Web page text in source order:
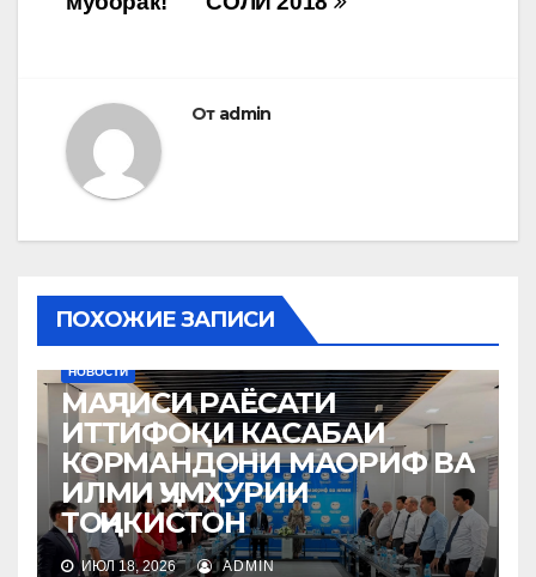
От admin
ПОХОЖИЕ ЗАПИСИ
НОВОСТИ
МАҶЛИСИ РАЁСАТИ
ИТТИФОҚИ КАСАБАИ
КОРМАНДОНИ МАОРИФ ВА
ИЛМИ ҶУМҲУРИИ
ТОҶИКИСТОН
ИЮЛ 18, 2026 ADMIN